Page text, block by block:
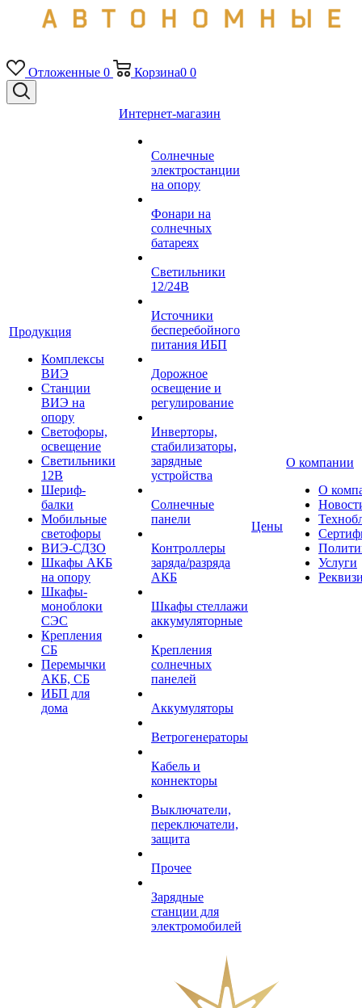
Отложенные 0 Корзина0 0
Продукция
Комплексы
ВИЭ
Станции
ВИЭ на
опору
Светофоры,
освещение
Светильники
12В
Шериф-
балки
Мобильные
светофоры
ВИЭ-СДЗО
Шкафы АКБ
на опору
Шкафы-
моноблоки
СЭС
Крепления
СБ
Перемычки
АКБ, СБ
ИБП для
дома
Интернет-магазин
Солнечные
электростанции
на опору
Фонари на
солнечных
батареях
Светильники
12/24В
Источники
бесперебойного
питания ИБП
Дорожное
освещение и
регулирование
Инверторы,
стабилизаторы,
зарядные
устройства
Солнечные
панели
Контроллеры
заряда/разряда
АКБ
Шкафы стеллажи
аккумуляторные
Крепления
солнечных
панелей
Аккумуляторы
Ветрогенераторы
Кабель и
коннекторы
Выключатели,
переключатели,
защита
Прочее
Зарядные
станции для
электромобилей
Цены
О компании
О
Услуги